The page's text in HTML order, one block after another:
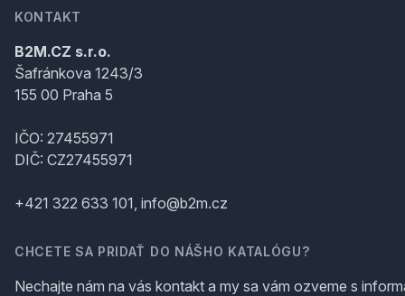
KONTAKT
B2M.CZ s.r.o.
Šafránkova 1243/3
155 00 Praha 5
IČO: 27455971
DIČ: CZ27455971
+421 322 633 101, info@b2m.cz
CHCETE SA PRIDAŤ DO NÁŠHO KATALÓGU?
Nechajte nám na vás kontakt a my sa vám ozveme s